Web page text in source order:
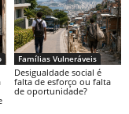
Famílias Vulneráveis
Desigualdade social é
falta de esforço ou falta
de oportunidade?